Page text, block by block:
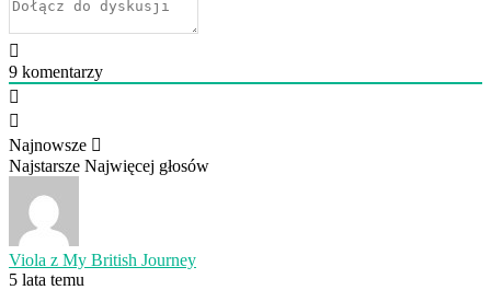
9 komentarzy
Najnowsze
Najstarsze Najwięcej głosów
Viola z My British Journey
5 lata temu